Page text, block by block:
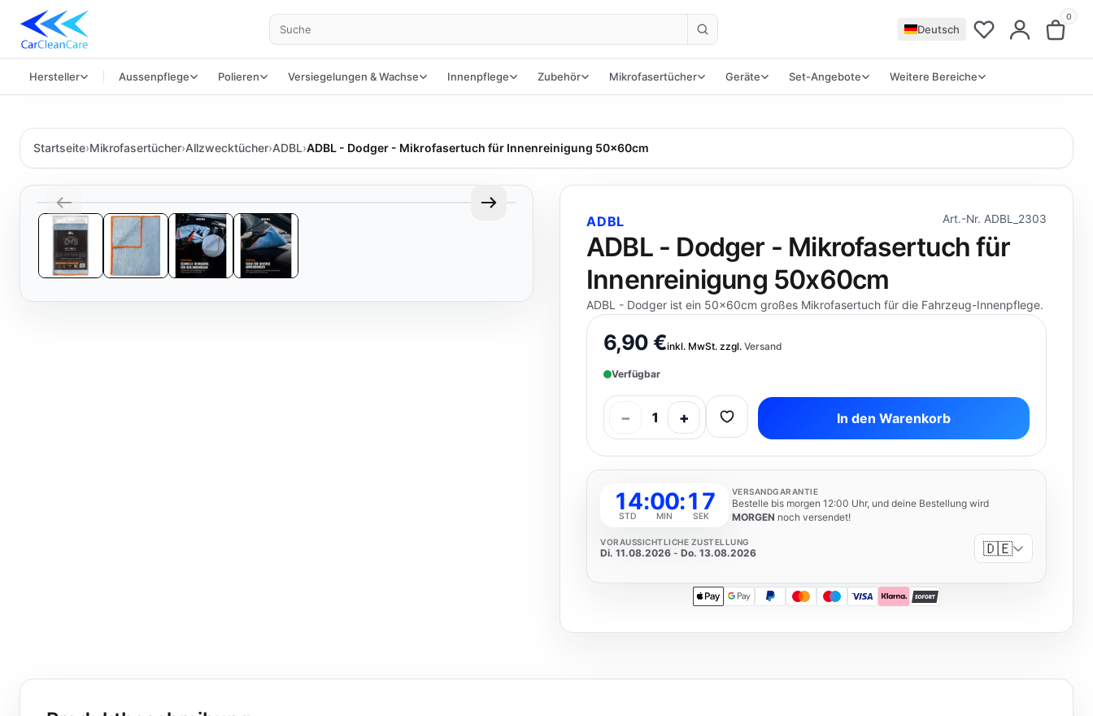
Suche
Deutsch
0
Hersteller Aussenpflege Polieren Versiegelungen & Wachse Innenpflege Zubehör Mikrofasertücher Geräte Set-Angebote Weitere Bereiche
Startseite›Mikrofasertücher›Allzwecktücher›ADBL›ADBL - Dodger - Mikrofasertuch für Innenreinigung 50x60cm
ADBL Art.-Nr. ADBL_2303
ADBL - Dodger - Mikrofasertuch für
Innenreinigung 50x60cm
ADBL - Dodger ist ein 50x60cm großes Mikrofasertuch für die Fahrzeug-Innenpflege.
6,90 €inkl. MwSt. zzgl. Versand
Verfügbar
− 1 + In den Warenkorb
14
STD
:00
MIN
:16
SEK
VERSANDGARANTIE
Bestelle bis morgen 12:00 Uhr, und deine Bestellung wird
MORGEN noch versendet!
VORAUSSICHTLICHE ZUSTELLUNG
Di. 11.08.2026 - Do. 13.08.2026 🇩🇪
Apple PayGoogle Pay
PayPalMastercardMaestro
Visa KlarnaSOFORT